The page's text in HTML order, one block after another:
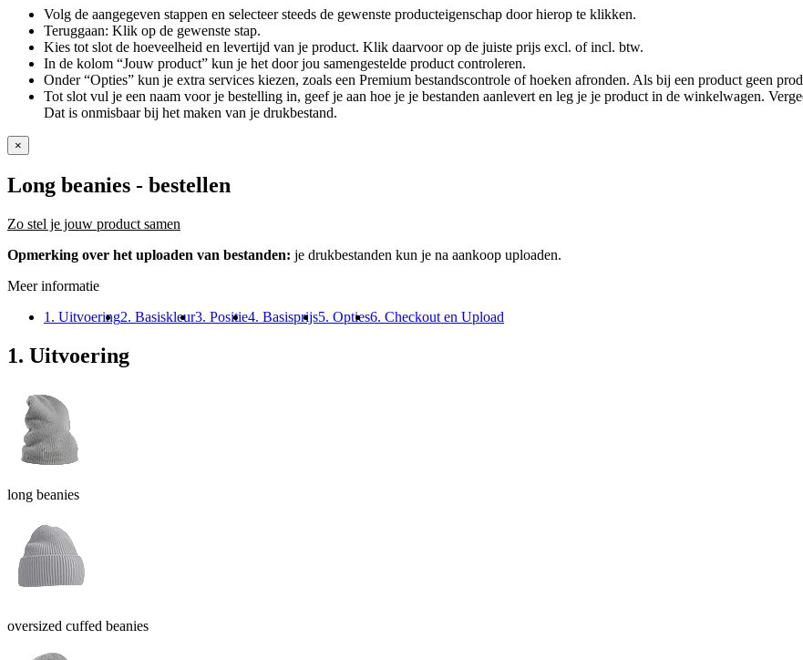
Volg de aangegeven stappen en selecteer steeds de gewenste producteigenschap door hierop te klikken.
Teruggaan: Klik op de gewenste stap.
Kies tot slot de hoeveelheid en levertijd van je product. Klik daarvoor op de juiste prijs excl. of incl. btw.
In de kolom “Jouw product” kun je het door jou samengestelde product controleren.
Onder “Opties” kun je extra services kiezen, zoals een Premium bestandscontrole of hoeken afronden. Als bij een product geen
Tot slot vul je een naam voor je bestelling in, geef je aan hoe je je bestanden aanlevert en leg je je product in de winkelwagen.
Dat is onmisbaar bij het maken van je drukbestand.
×
Long beanies - bestellen
Zo stel je jouw product samen
Opmerking over het uploaden van bestanden: je drukbestanden kun je na aankoop uploaden.
Meer informatie
1. Uitvoering2. Basiskleur3. Positie4. Basisprijs5. Opties6. Checkout en Upload
1. Uitvoering
long beanies
oversized cuffed beanies